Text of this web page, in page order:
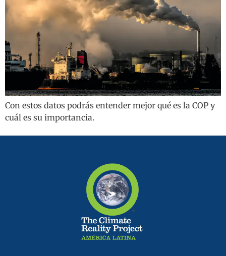
Con estos datos podrás entender mejor qué es la COP y
cuál es su importancia.